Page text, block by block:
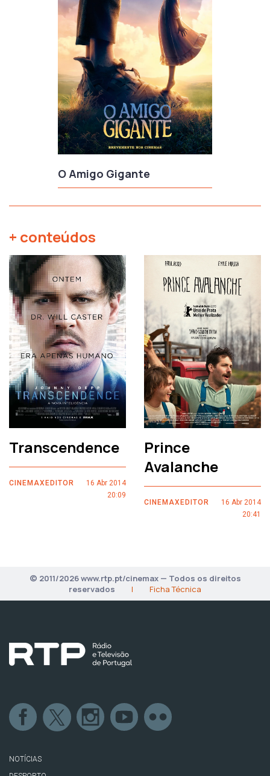
O Amigo Gigante
+ conteúdos
Transcendence
CINEMAXEDITOR
16 Abr 2014
20:09
Prince
Avalanche
CINEMAXEDITOR
16 Abr 2014
20:41
© 2011/2026 www.rtp.pt/cinemax — Todos os direitos
reservados
| Ficha Técnica
NOTÍCIAS